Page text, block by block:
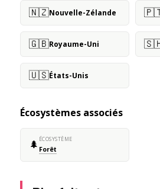
🇳🇿Nouvelle-Zélande
🇬🇧Royaume-Uni
🇺🇸États-Unis
Écosystèmes associés
🌲 ÉCOSYSTÈME
Forêt